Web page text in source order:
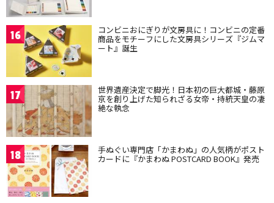
16 コンビニおにぎりが文房具に！コンビニの定番
商品をモチーフにした文房具シリーズ『ジムマ
ート』誕生
17 世界遺産決定で脚光！日本初の巨大都城・藤原
京を創り上げた知られざる女帝・持統天皇の凄
絶な執念
18 手ぬぐい専門店「かまわぬ」の人気柄がポスト
カードに『かまわぬ POSTCARD BOOK』発売